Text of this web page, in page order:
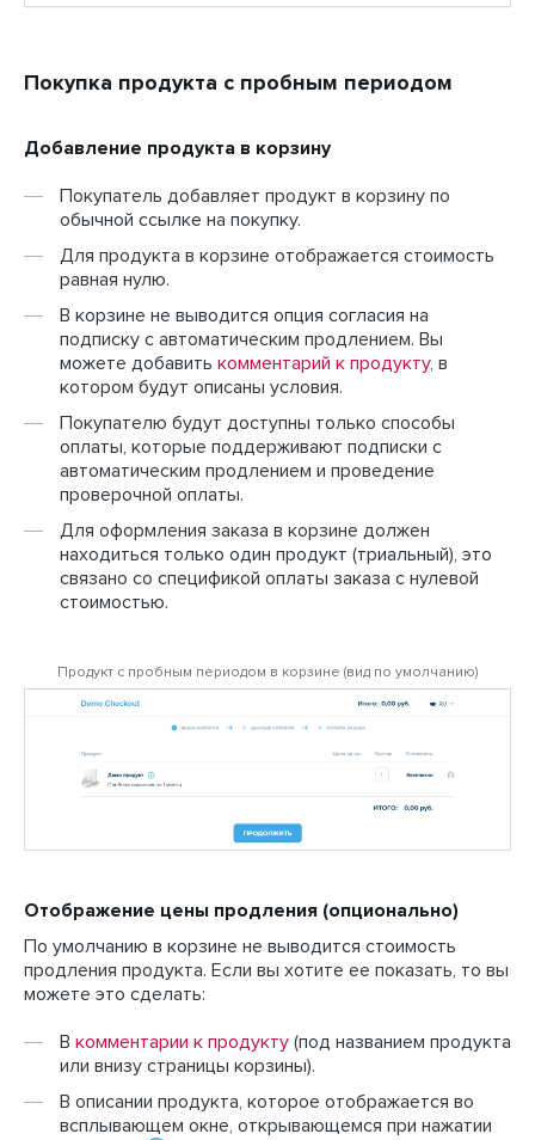
Покупка продукта с пробным периодом
Добавление продукта в корзину
Покупатель добавляет продукт в корзину по
обычной ссылке на покупку.
Для продукта в корзине отображается стоимость
равная нулю.
В корзине не выводится опция согласия на
подписку с автоматическим продлением. Вы
можете добавить комментарий к продукту, в
котором будут описаны условия.
Покупателю будут доступны только способы
оплаты, которые поддерживают подписки с
автоматическим продлением и проведение
проверочной оплаты.
Для оформления заказа в корзине должен
находиться только один продукт (триальный), это
связано со спецификой оплаты заказа с нулевой
стоимостью.
Продукт с пробным периодом в корзине (вид по умолчанию)
Отображение цены продления (опционально)
По умолчанию в корзине не выводится стоимость
продления продукта. Если вы хотите ее показать, то вы
можете это сделать:
В комментарии к продукту (под названием продукта
или внизу страницы корзины).
В описании продукта, которое отображается во
всплывающем окне, открывающемся при нажатии